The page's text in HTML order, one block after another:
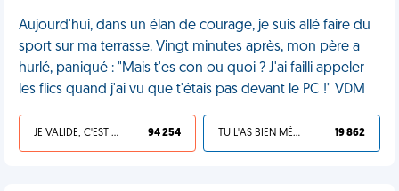
Aujourd'hui, dans un élan de courage, je suis allé faire du
sport sur ma terrasse. Vingt minutes après, mon père a
hurlé, paniqué : "Mais t'es con ou quoi ? J'ai failli appeler
les flics quand j'ai vu que t'étais pas devant le PC !" VDM
JE VALIDE, C'EST UNE VDM 94 254 TU L'AS BIEN MÉRITÉ 19 862